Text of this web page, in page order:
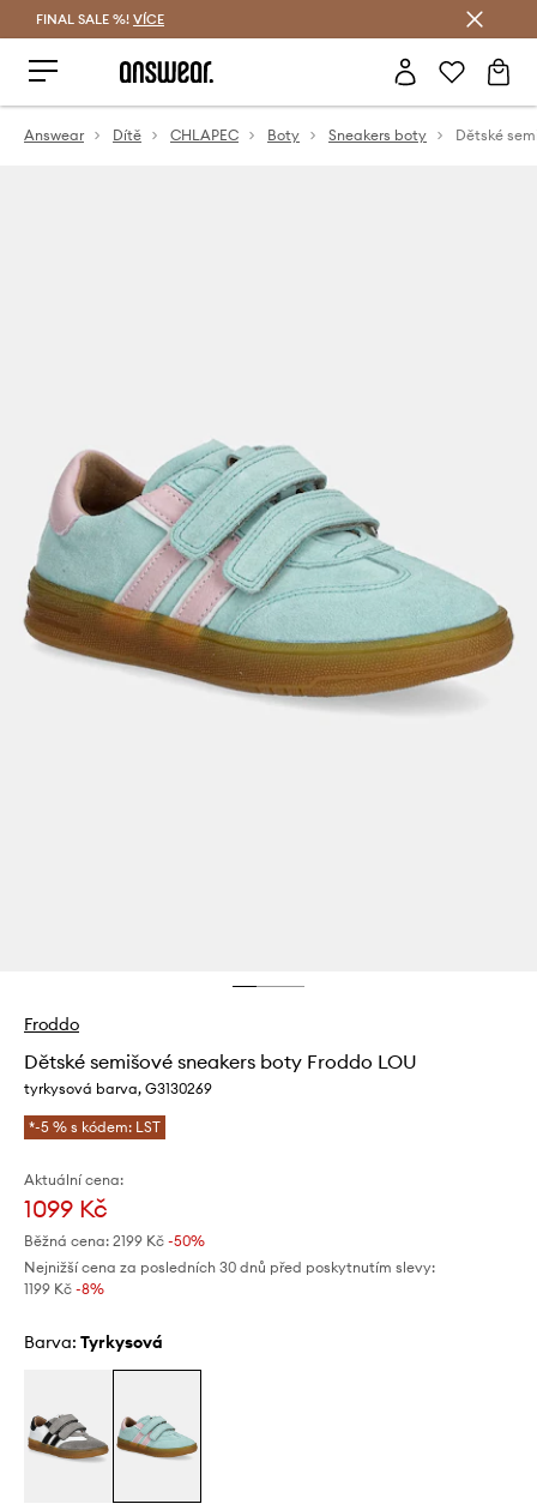
FINAL SALE %! VÍCE
Answear Dítě CHLAPEC Boty Sneakers boty
Froddo
Dětské semišové sneakers boty Froddo LOU
tyrkysová barva, G3130269
*-5 % s kódem: LST
Aktuální cena:
1099 Kč
Běžná cena: 2199 Kč -50%
Nejnižší cena za posledních 30 dnů před poskytnutím slevy:
1199 Kč -8%
Barva: tyrkysová